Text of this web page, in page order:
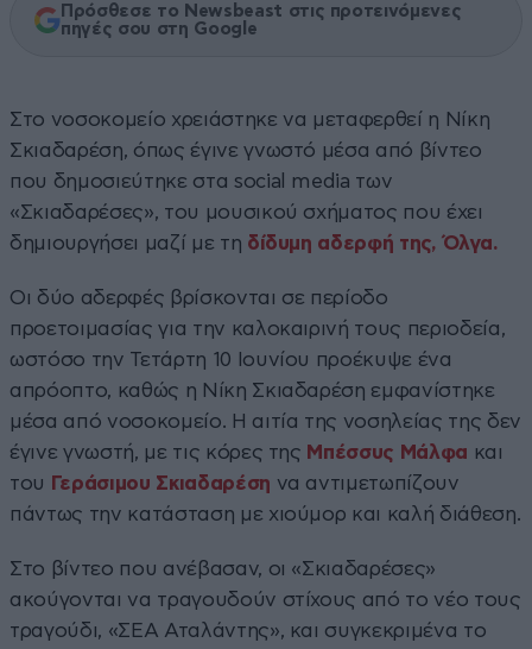
Πρόσθεσε το Newsbeast στις προτεινόμενες
πηγές σου στη Google
Στο νοσοκομείο χρειάστηκε να μεταφερθεί η Νίκη
Σκιαδαρέση, όπως έγινε γνωστό μέσα από βίντεο
που δημοσιεύτηκε στα social media των
«Σκιαδαρέσες», του μουσικού σχήματος που έχει
δημιουργήσει μαζί με τη δίδυμη αδερφή της, Όλγα.
Οι δύο αδερφές βρίσκονται σε περίοδο
προετοιμασίας για την καλοκαιρινή τους περιοδεία,
ωστόσο την Τετάρτη 10 Ιουνίου προέκυψε ένα
απρόοπτο, καθώς η Νίκη Σκιαδαρέση εμφανίστηκε
μέσα από νοσοκομείο. Η αιτία της νοσηλείας της δεν
έγινε γνωστή, με τις κόρες της Μπέσσυς Μάλφα και
του Γεράσιμου Σκιαδαρέση να αντιμετωπίζουν
πάντως την κατάσταση με χιούμορ και καλή διάθεση.
Στο βίντεο που ανέβασαν, οι «Σκιαδαρέσες»
ακούγονται να τραγουδούν στίχους από το νέο τους
τραγούδι, «ΣΕΑ Αταλάντης», και συγκεκριμένα το